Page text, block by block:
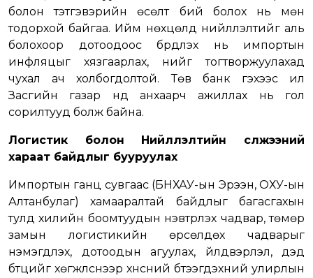
болон тэтгэвэрийн өсөлт бий болох нь мөн
тодорхой байгаа. Ийм нөхцөлд нийлүүлэлтийг аль
болохоор дотоодоос бүрдүүлэх нь импортын
инфляцыг хязгаарлах, үнийг тогтворжуулахад
чухал ач холбогдолтой. Төв банк гэхээс илүү
Засгийн газар үүнд анхаарч ажиллах нь гол
сорилтууд болж байна.
Логистик болон Нийлүүлэлтийн сүлжээний
хараат байдлыг бууруулах
Импортын ганц сувгаас (БНХАУ-ын Эрээн, ОХУ-ын
Алтанбулаг) хамааралтай байдлыг багасгахын
тулд хилийн боомтуудын нэвтрүүлэх чадвар, төмөр
замын логистикийн өрсөлдөх чадварыг
нэмэгдүүлэх, дотоодын агуулах, үйлдвэрлэл, дэд
бүтцийг хөгжүүлснээр хүнсний бүтээгдэхүүний улирлын